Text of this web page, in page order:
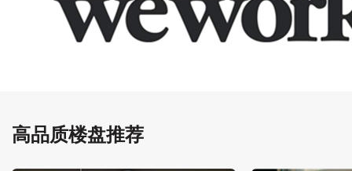
高品质楼盘推荐